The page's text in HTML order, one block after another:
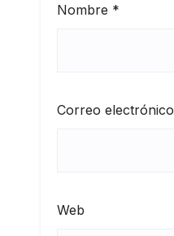
Nombre *
Correo electrónico
Web